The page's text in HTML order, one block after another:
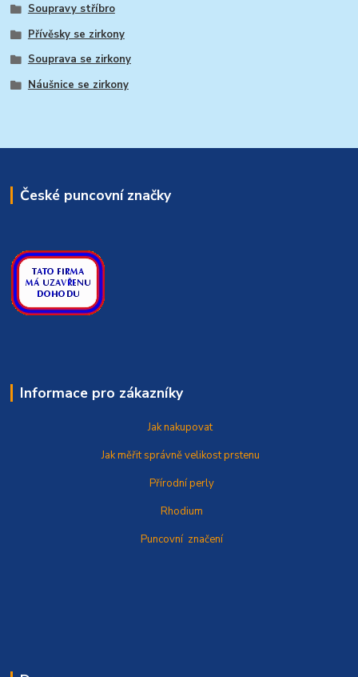
Soupravy stříbro
Přívěsky se zirkony
Souprava se zirkony
Náušnice se zirkony
České puncovní značky
Informace pro zákazníky
Jak nakupovat
Jak měřit správněvelikost prstenu
Přírodní perly
Rhodium
Puncovní značení